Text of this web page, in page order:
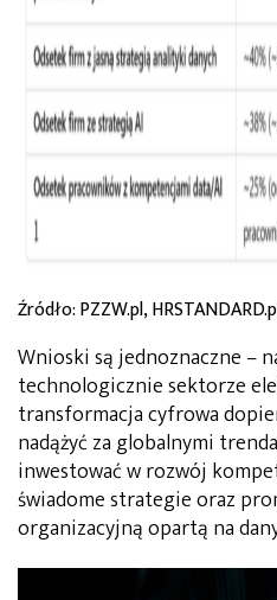
Źródło: PZZW.pl,
Wnioski są jednoznaczne –
technologicznie sektorze
transformacja cyfrowa
nadążyć za globalnymi
inwestować w rozwój
świadome strategie oraz
organizacyjną opartą na